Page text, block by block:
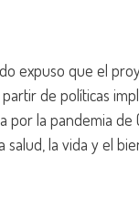
expuso que el
de políticas
por la pandemia
la vida y el